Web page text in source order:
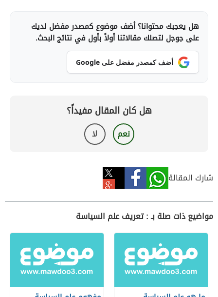
هل يعجبك محتوانا؟ أضف موضوع كمصدر مفضل لديك
على جوجل لتصلك مقالاتنا أولاً بأول في نتائج البحث.
أضف كمصدر مفضل على Google
هل كان المقال مفيداً؟
نعم لا
شارك المقالة
مواضيع ذات صلة بـ : تعريف علم السياسة